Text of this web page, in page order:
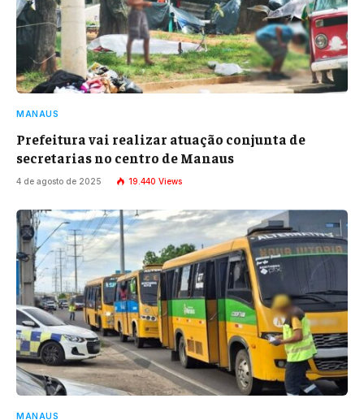
MANAUS
Prefeitura vai realizar atuação conjunta de
secretarias no centro de Manaus
4 de agosto de 2025 19.440 Views
MANAUS